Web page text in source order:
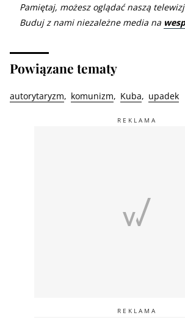
Pamiętaj, możesz oglądać naszą
Buduj z nami niezależne media na
Powiązane tematy
autorytaryzm komunizm Kuba upadek